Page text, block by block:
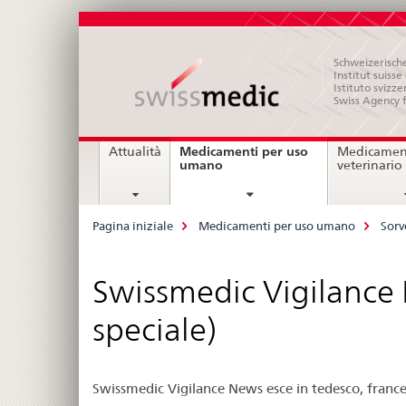
Institut
Istituto
Swiss
Navigation
Attualità
Medicamenti per uso
umanocurrent
veterinario
Breadcrumb
Pagina iniziale Medicamenti per uso umano
Swissmedic
speciale)
Swissmedic Vigilance News esce in tedesco,